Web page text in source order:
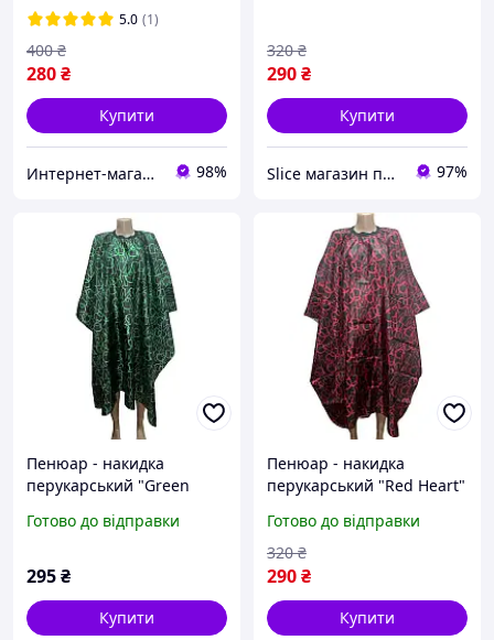
Ф1458
5.0 (1)
280₴
400 ₴
Купити
Интернет-магазин PROFLINE 98%
290₴
320 ₴
Купити
Slice магазин перукарських та манікюрних товарів 97%
Пенюар - накидка
перукарський "Green
Готово до відправки
295₴
Купити
Пенюар - накидка
перукарський "Red Heart"
Готово до відправки
290₴
320 ₴
Купити